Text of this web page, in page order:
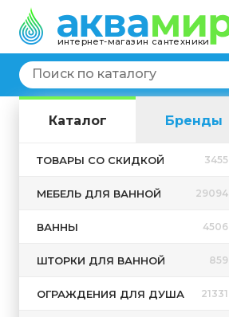
интернет-магазин сантехники
Каталог Бренды
ТОВАРЫ СО СКИДКОЙ 3455
МЕБЕЛЬ ДЛЯ ВАННОЙ 29094
ВАННЫ 4506
ШТОРКИ ДЛЯ ВАННОЙ 859
ОГРАЖДЕНИЯ ДЛЯ ДУША 21331